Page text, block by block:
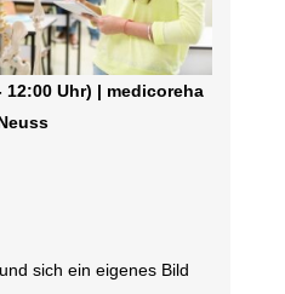
12:00 Uhr) | medicoreha
sich ein eigenes Bild